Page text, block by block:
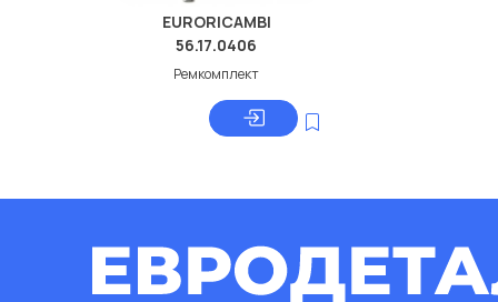
EURORICAMBI
56.17.0406
Ремкомплект